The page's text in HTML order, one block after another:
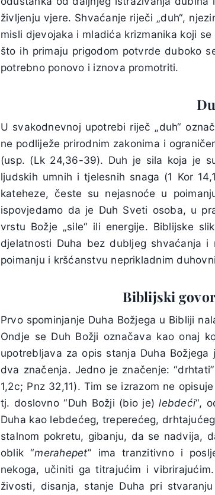
življenju vjere. Shvaćanje riječi „duh“,
misli djevojaka i mladića krizmanika koji
što ih primaju prigodom potvrde duboko
potrebno ponovo i iznova promotriti.
U svakodnevnoj upotrebi riječ „duh“
ne podliježe prirodnim zakonima i
(usp. (Lk 24,36-39). Duh je sila koja je
ljudskih umnih i tjelesnih snaga (1 Kor
kateheze, česte su nejasnoće u
ispovjedamo da je Duh Sveti osoba, u
vrstu Božje „sile“ ili energije. Biblijske
djelatnosti Duha bez dubljeg shvaćanja
poimanju i kršćanstvu neprikladnim
Biblijski
Prvo spominjanje Duha Božjega u Bibliji
Ondje se Duh Božji označava kao onaj
upotrebljava za opis stanja Duha Božjega
dva značenja. Jedno je značenje:
1,2c; Pnz 32,11). Tim se izrazom ne
tj. doslovno “Duh Božji (bio je)lebdeći“,
Duha kao lebdećeg, treperećeg,
stalnom pokretu, gibanju, da se nadvija,
oblik “merahepet” ima tranzitivno i
nekoga, učiniti ga titrajućim i
živosti, disanja, stanje Duha pri